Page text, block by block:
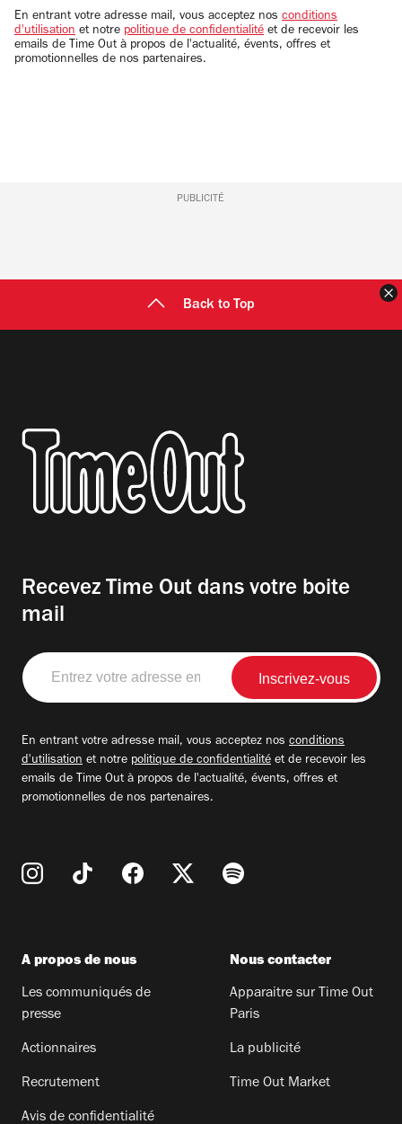
email
En entrant votre adresse mail, vous acceptez nos conditions
d'utilisation et notre politique de confidentialité et de recevoir les
emails de Time Out à propos de l'actualité, évents, offres et
promotionnelles de nos partenaires.
PUBLICITÉ
Back to Top
Recevez Time Out dans votre boite
mail
Entrez
votre
adresse
En entrant votre adresse mail, vous acceptez nos conditions
d'utilisation et notre politique de confidentialité et de recevoir les
emails de Time Out à propos de l'actualité, évents, offres et
promotionnelles de nos partenaires.
A propos de nous
Les communiqués de
presse
Actionnaires
Recrutement
Avis de confidentialité
Nous contacter
Apparaitre sur Time Out
Paris
La publicité
Time Out Market